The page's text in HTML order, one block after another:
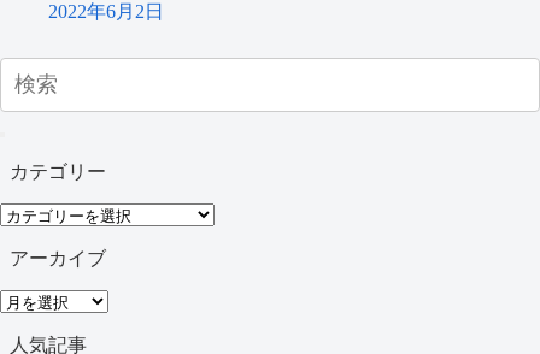
2022年6月2日
カテゴリー
カ
テ
リ
ー
アーカイブ
ア
人気記事